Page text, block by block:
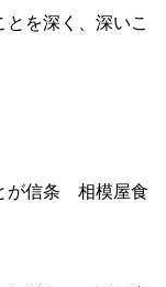
を深く、深いこ
が信条 相模屋食